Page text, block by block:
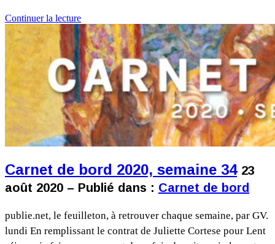
Continuer la lecture
Carnet de bord 2020, semaine 34 23
août 2020 – Publié dans : Carnet de bord
publie.net, le feuilleton, à retrouver chaque semaine, par GV.
lundi En remplissant le contrat de Juliette Cortese pour Lent